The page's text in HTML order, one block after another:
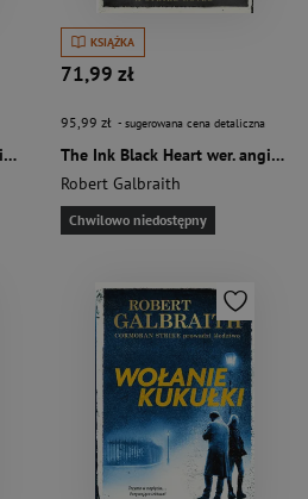
The Running Grave wer. angielska
KSIĄŻKA
71,99 zł
95,99 zł - sugerowana cena detaliczna
The Ink Black Heart wer. angielska
Robert Galbraith
Chwilowo niedostępny